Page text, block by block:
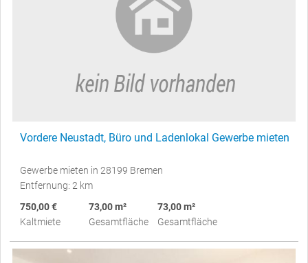
Vordere Neustadt, Büro und Ladenlokal Gewerbe mieten
Gewerbe mieten in 28199 Bremen
Entfernung: 2 km
750,00 €
Kaltmiete
73,00 m²
Gesamtfläche
73,00 m²
Gesamtfläche